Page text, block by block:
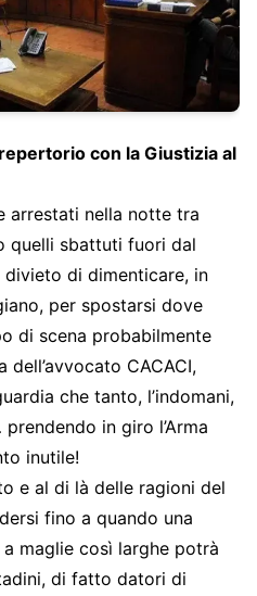
con la Giustizia al
arrestati nella notte tra
quelli sbattuti fuori dal
divieto di dimenticare, in
per spostarsi dove
di scena probabilmente
dell’avvocato CACACI,
che tanto, l’indomani,
in giro l’Arma
inutile!
e al di là delle ragioni del
fino a quando una
maglie così larghe potrà
di fatto datori di